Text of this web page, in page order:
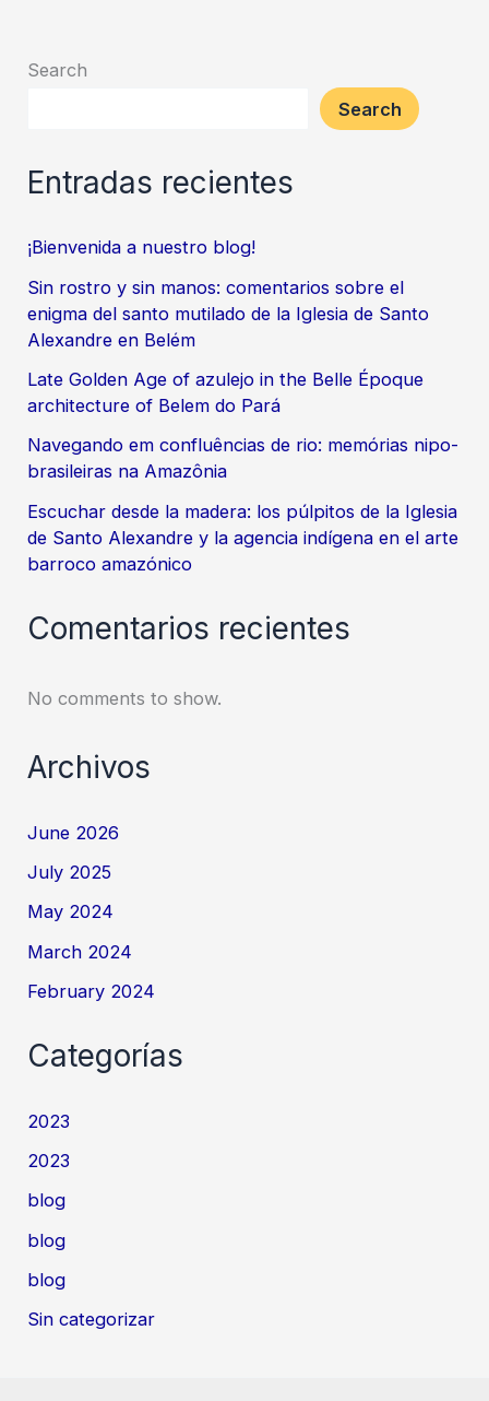
ethnohistorical
Search
Search
Entradas recientes
¡Bienvenida a nuestro blog!
Sin rostro y sin manos: comentarios sobre el
enigma del santo mutilado de la Iglesia de Santo
Alexandre en Belém
Late Golden Age of azulejo in the Belle Époque
architecture of Belem do Pará
Navegando em confluências de rio: memórias nipo-
brasileiras na Amazônia
Escuchar desde la madera: los púlpitos de la Iglesia
de Santo Alexandre y la agencia indígena en el arte
barroco amazónico
Comentarios recientes
No comments to show.
Archivos
June 2026
July 2025
May 2024
March 2024
February 2024
Categorías
2023
2023
blog
blog
blog
Sin categorizar